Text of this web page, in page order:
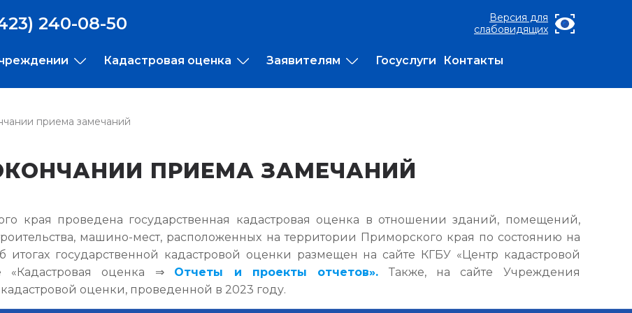
240-08-50
Версия для
слабовидящих
Кадастровая оценка Заявителям Госуслуги Контакты
приема замечаний
ПРИЕМА ЗАМЕЧАНИЙ
края проведена государственная кадастровая оценка в отношении зданий, помещений,
машино-мест, расположенных на территории Приморского края по состоянию на
итогах государственной кадастровой оценки размещен на сайте КГБУ «Центр кадастровой
«Кадастровая оценка ⇒ Отчеты и проекты отчетов». Также, на сайте Учреждения
оценки, проведенной в 2023 году.